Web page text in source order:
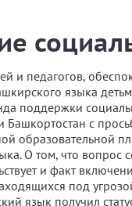
и педагогов,
языка
поддержки
с
образовательной
О том, что вопрос
и факт
под
язык получил